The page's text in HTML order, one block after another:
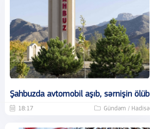
Şahbuzda avtomobil aşıb, sərnişin ölüb
18:17 Gündəm / Hadisə